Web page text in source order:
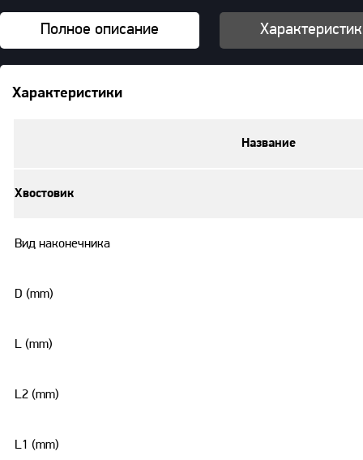
Полное описание
Характеристики
Название
Хвостовик
Вид наконечника
D (mm)
L (mm)
L2 (mm)
L1 (mm)